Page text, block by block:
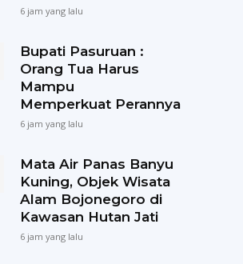
6 jam yang lalu
Bupati Pasuruan :
Orang Tua Harus
Mampu
Memperkuat Perannya
6 jam yang lalu
Mata Air Panas Banyu
Kuning, Objek Wisata
Alam Bojonegoro di
Kawasan Hutan Jati
6 jam yang lalu